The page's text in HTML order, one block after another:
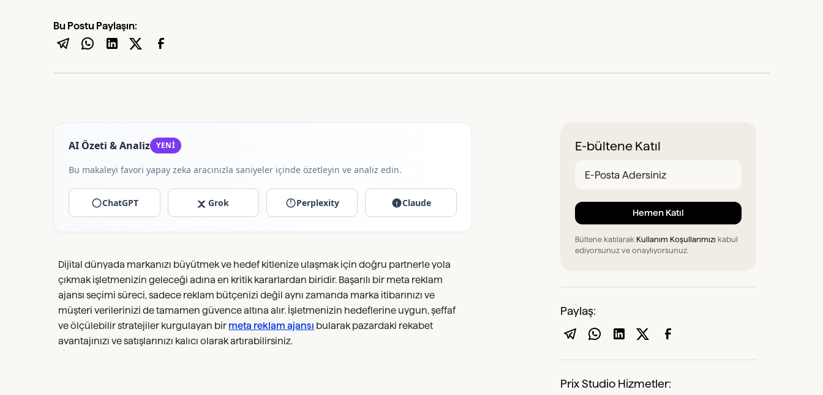
Bu Postu Paylaşın:
AI Özeti & Analiz YENİ
Bu makaleyi favori yapay zeka aracınızla saniyeler içinde özetleyin ve analiz edin.
ChatGPT Grok Perplexity Claude
Dijital dünyada markanızı büyütmek ve hedef kitlenize ulaşmak için doğru partnerle yola
çıkmak işletmenizin geleceği adına en kritik kararlardan biridir. Başarılı bir meta reklam
ajansı seçimi süreci, sadece reklam bütçenizi değil aynı zamanda marka itibarınızı ve
müşteri verilerinizi de tamamen güvence altına alır. İşletmenizin hedeflerine uygun, şeffaf
ve ölçülebilir stratejiler kurgulayan bir meta reklam ajansı bularak pazardaki rekabet
avantajınızı ve satışlarınızı kalıcı olarak artırabilirsiniz.
E-bültene Katıl
Bültene katılarak Kullanım Koşullarımızı kabul
ediyorsunuz ve onaylıyorsunuz.
Paylaş:
Prix Studio Hizmetler: